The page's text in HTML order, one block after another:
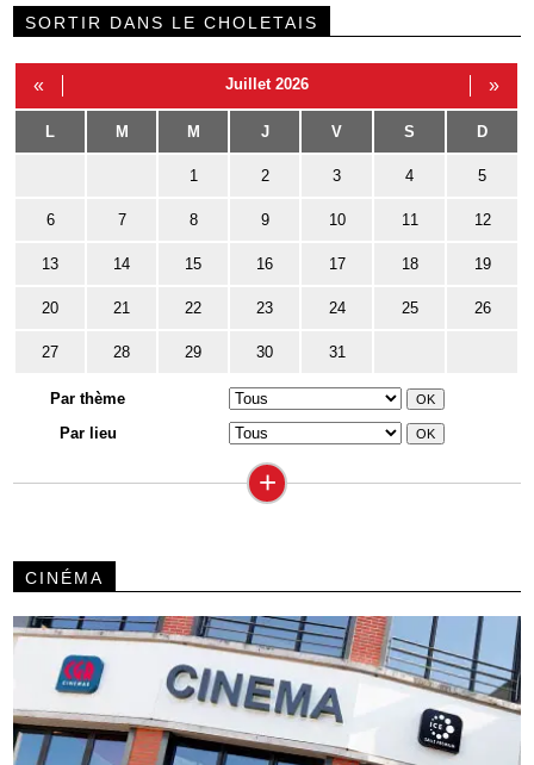
SORTIR DANS LE CHOLETAIS
« Juillet 2026 »
L M M J V S D
1 2 3 4 5
6 7 8 9 10 11 12
13 14 15 16 17 18 19
20 21 22 23 24 25 26
27 28 29 30 31
Par thème
Par lieu
+
CINÉMA